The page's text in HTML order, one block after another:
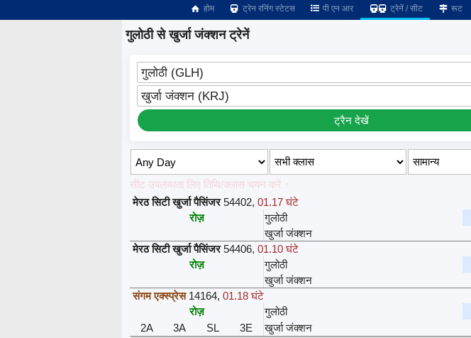
होम ट्रेन रनिंग स्टेटस पी एन आर ट्रेनें / सीट रूट
गुलोठी से खुर्जा जंक्शन ट्रेनें
गुलोठी (GLH)
खुर्जा जंक्शन (KRJ)
ट्रैन देखें
सीट उपलब्धता लिए तिथि/क्लास चयन करें ↑
मेरठ सिटी खुर्जा पैसिंजर 54402, 01.17 घंटे
रोज़
गुलोठी
खुर्जा जंक्शन
मेरठ सिटी खुर्जा पैसिंजर 54406, 01.10 घंटे
रोज़
गुलोठी
खुर्जा जंक्शन
संगम एक्स्प्रेस 14164, 01.18 घंटे
रोज़
गुलोठी
2A
3A SL 3E खुर्जा जंक्शन